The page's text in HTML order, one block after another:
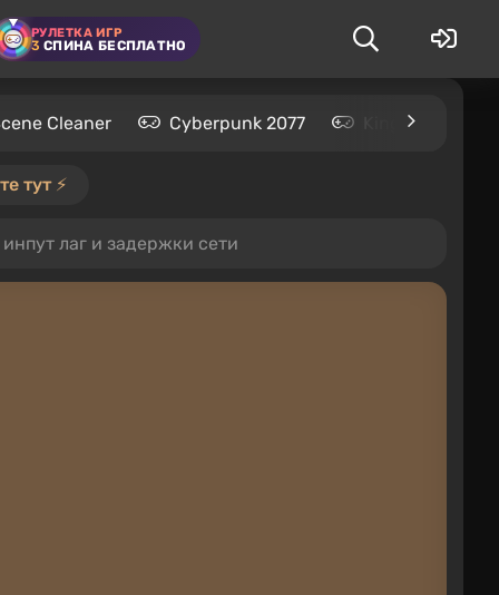
РУЛЕТКА ИГР
3 СПИНА БЕСПЛАТНО
Cleaner Cyberpunk 2077 Kingdom
тут ⚡️
лаг и задержки сети